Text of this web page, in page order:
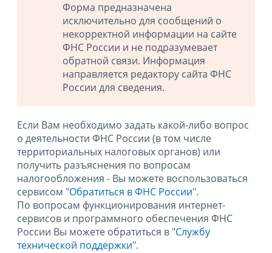
Форма предназначена
исключительно для сообщений о
некорректной информации на сайте
ФНС России и не подразумевает
обратной связи. Информация
направляется редактору сайта ФНС
России для сведения.
Если Вам необходимо задать какой-либо вопрос
о деятельности ФНС России (в том числе
территориальных налоговых органов) или
получить разъяснения по вопросам
налогообложения - Вы можете воспользоваться
сервисом "Обратиться в ФНС России".
По вопросам функционирования интернет-
сервисов и программного обеспечения ФНС
России Вы можете обратиться в "Службу
технической поддержки".